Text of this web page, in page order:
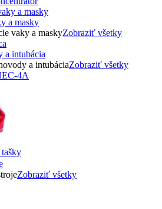
a masky
vaky a maskyZobraziť všetky
a intubácia
a intubáciaZobraziť všetky
Zobraziť všetky